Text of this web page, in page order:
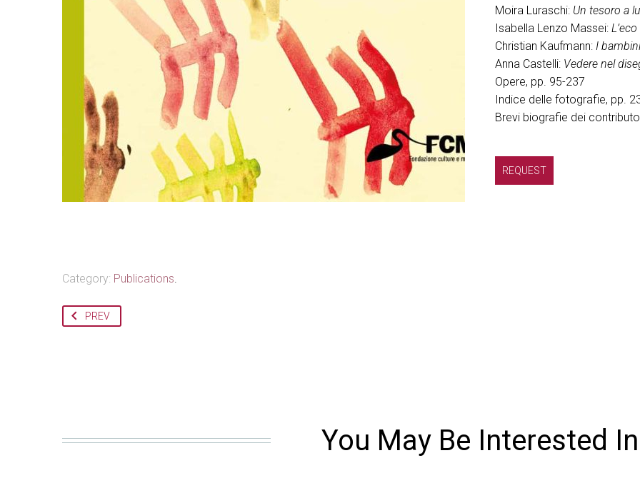
Category: Publications.
Moira Luraschi: Un tesoro a
Isabella Lenzo Massei:
Christian Kaufmann: I
Anna Castelli: Vedere nel
Opere, pp. 95-237
Indice delle fotografie, pp.
Brevi biografie dei
REQUEST
PREV
You May Be Interested In